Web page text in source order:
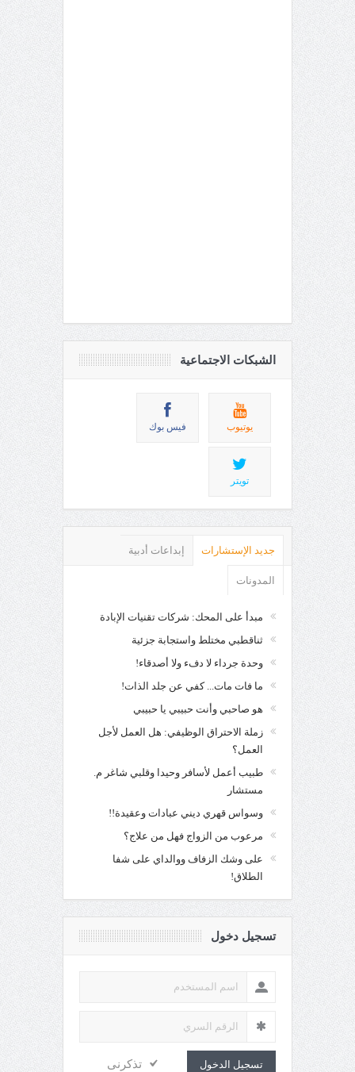
الشبكات الاجتماعية
يوتيوب فيس بوك
تويتر
جديد الإستشارات إبداعات أدبية
المدونات
مبدأ على المحك: شركات تقنيات الإبادة
ثناقطبي مختلط واستجابة جزئية
وحدة جرداء لا دفء ولا أصدقاء!
ما فات مات... كفي عن جلد الذات!
هو صاحبي وأنت حبيبي يا حبيبي
زملة الاحتراق الوظيفي: هل العمل لأجل
العمل؟
طبيب أعمل لأسافر وحيدا وقلبي شاغر م.
مستشار
وسواس قهري ديني عبادات وعقيدة!!
مرعوب من الزواج فهل من علاج؟
على وشك الزفاف ووالداي على شفا
الطلاق!
تسجيل دخول
تسجيل الدخول تذكرنى